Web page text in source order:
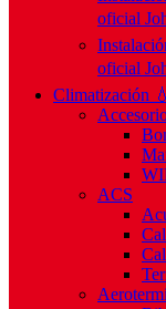
oficial
oficial
Climatización 💧
ACS